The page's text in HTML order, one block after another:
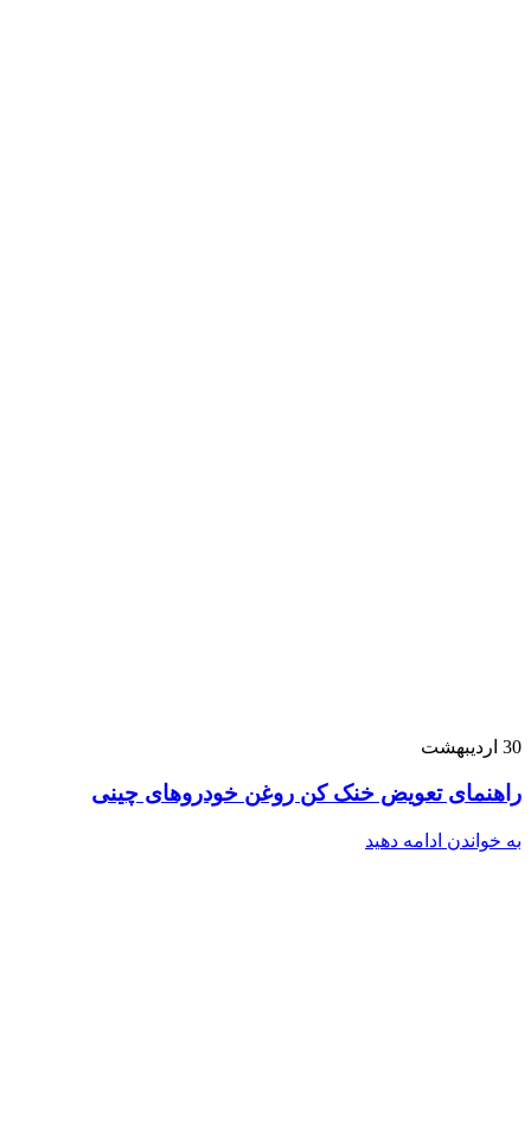
30 اردیبهشت
راهنمای تعویض خنک کن روغن خودروهای چینی
به خواندن ادامه دهید